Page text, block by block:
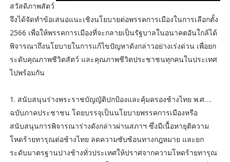
สวัสดิภาพสัตว์
จึงได้จัดทำข้อเสนอแนะเชิงนโยบายต่อพรรคการเมืองในการเลือกตั้ง
2566 เพื่อให้พรรคการเมืองที่จะกลายเป็นรัฐบาลในอนาคตอันใกล้ได้
พิจารณาถึงนโยบายในการแก้ไขปัญหาดังกล่าวอย่างเร่งด่วน เพื่อยก
ระดับคุณภาพชีวิตสัตว์ และคุณภาพชีวิตประชาชนทุกคนในประเทศ
ไปพร้อมกัน
1. สนับสนุนร่างพระราชบัญญัติปกป้องและคุ้มครองช้างไทย พ.ศ….
ฉบับภาคประชาชน โดยบรรจุเป็นนโยบายพรรคการเมืองหรือ
สนับสนุนการพิจารณาร่างดังกล่าวผ่านสภาฯ ซึ่งมีเนื้อหายุติความ
โหดร้ายทารุณต่อช้างไทย ลดความซับซ้อนทางกฎหมาย และยก
ระดับมาตรฐานปางช้างทั่วประเทศให้ปราศจากความโหดร้ายทารุณ